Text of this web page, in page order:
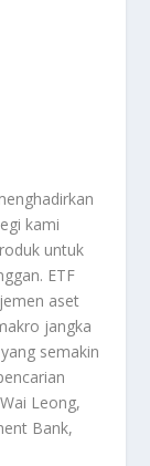
kami
untuk
ETF
aset
jangka
semakin
Leong,
Bank,